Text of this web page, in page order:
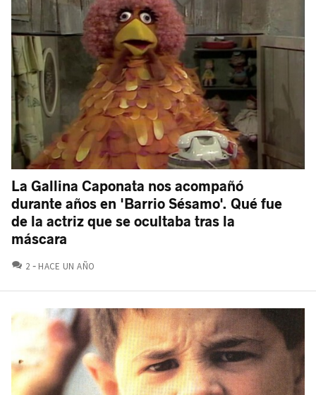
La Gallina Caponata nos acompañó
durante años en 'Barrio Sésamo'. Qué fue
de la actriz que se ocultaba tras la
máscara
2 COMENTARIOS
HACE UN AÑO